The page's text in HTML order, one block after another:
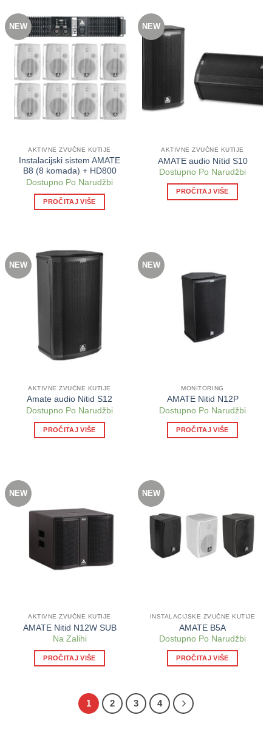
NEW
AKTIVNE ZVUČNE KUTIJE
Instalacijski sistem AMATE
B8 (8 komada) + HD800
Dostupno Po Narudžbi
PROČITAJ VIŠE
NEW
AKTIVNE ZVUČNE KUTIJE
AMATE audio Nítid S10
Dostupno Po Narudžbi
PROČITAJ VIŠE
NEW
AKTIVNE ZVUČNE KUTIJE
Amate audio Nitid S12
Dostupno Po Narudžbi
PROČITAJ VIŠE
NEW
MONITORING
AMATE Nitid N12P
Dostupno Po Narudžbi
PROČITAJ VIŠE
NEW
AKTIVNE ZVUČNE KUTIJE
AMATE Nitid N12W SUB
Na Zalihi
PROČITAJ VIŠE
NEW
INSTALACIJSKE ZVUČNE KUTIJE
AMATE B5A
Dostupno Po Narudžbi
PROČITAJ VIŠE
1 2 3 4